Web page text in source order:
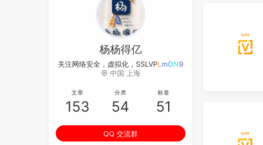
杨杨得亿
关注网络安全，虚拟化，SS4 JEj>
中国 上海
文章
153
分类
54
标签
51
QQ 交流群